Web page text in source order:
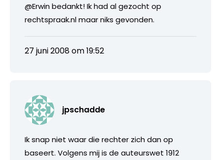
@Erwin bedankt! Ik had al gezocht op
rechtspraak.nl maar niks gevonden.
27 juni 2008 om 19:52
jpschadde
Ik snap niet waar die rechter zich dan op
baseert. Volgens mij is de auteurswet 1912